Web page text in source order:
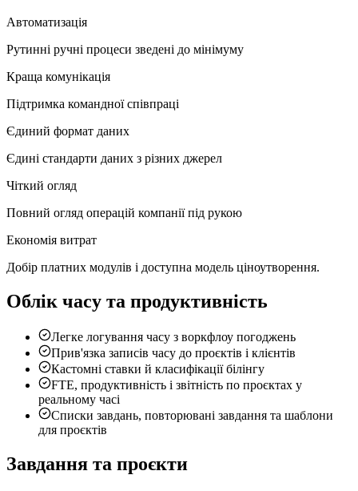
Автоматизація
Рутинні ручні процеси зведені до мінімуму
Краща комунікація
Підтримка командної співпраці
Єдиний формат даних
Єдині стандарти даних з різних джерел
Чіткий огляд
Повний огляд операцій компанії під рукою
Економія витрат
Добір платних модулів і доступна модель ціноутворення.
Облік часу та продуктивність
Легке логування часу з воркфлоу погоджень
Прив'язка записів часу до проєктів і клієнтів
Кастомні ставки й класифікації білінгу
FTE, продуктивність і звітність по проєктах у
реальному часі
Списки завдань, повторювані завдання та шаблони
для проєктів
Завдання та проєкти